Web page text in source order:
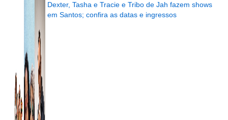
Dexter, Tasha e Tracie e Tribo de Jah fazem shows
em Santos; confira as datas e ingressos